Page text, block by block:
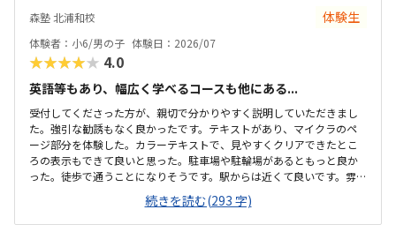
ているわけではありませんが、壁などで視線が分散しにくい工夫がさ
れており、集中しやすい雰囲気だと感じました。月4回（1回50分）で
約12,000円という料金は、我が家にとってはや...
森塾 北浦和校 体験生
体験者：小6/男の子 体験日：2026/07
★★★★★ 4.0
英語等もあり、幅広く学べるコースも他にある...
受付してくださった方が、親切で分かりやすく説明していただきまし
た。強引な勧誘もなく良かったです。テキストがあり、マイクラのペ
ージ部分を体験した。カラーテキストで、見やすくクリアできたとこ
ろの表示もできて良いと思った。駐車場や駐輪場があるともっと良か
った。徒歩で通うことになりそうです。駅からは近くて良いです。雰囲
気も良く、清潔感もあった。部屋が区切られていて、個人スペースも
確保されていて良かった。基本料金以外に、追加料金があまり無さそ
うで良かった。できれば、毎月1万以内で通いたいです。子供に熱心に
続きを読む(293 字)